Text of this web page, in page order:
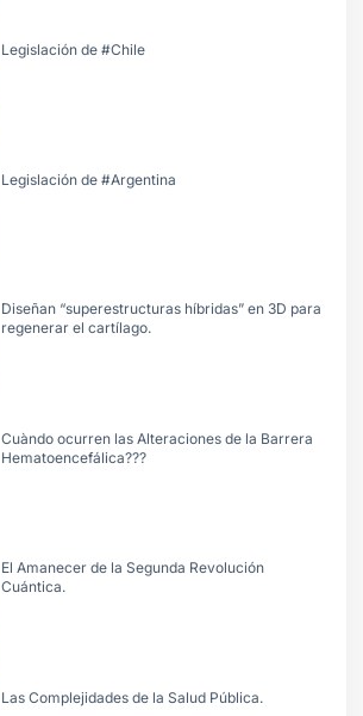
Legislación de #Chile
Legislación de #Argentina
Diseñan “superestructuras híbridas” en 3D para
regenerar el cartílago.
Cuàndo ocurren las Alteraciones de la Barrera
Hematoencefálica???
El Amanecer de la Segunda Revolución
Cuántica.
Las Complejidades de la Salud Pública.